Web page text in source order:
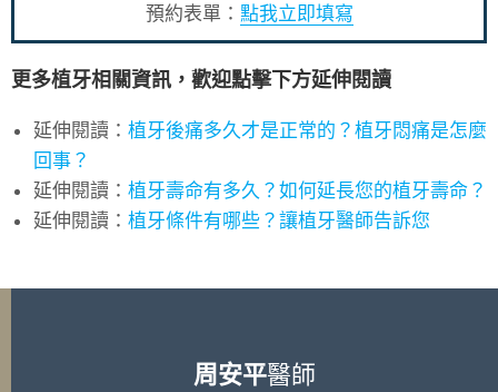
預約表單： 點我立即填寫
更多植牙相關資訊，歡迎點擊下方延伸閱讀
延伸閱讀： 植牙後痛多久才是正常的？植牙悶痛是怎麼
回事？
延伸閱讀： 植牙壽命有多久？如何延長您的植牙壽命？
延伸閱讀： 植牙條件有哪些？讓植牙醫師告訴您
周安平醫師